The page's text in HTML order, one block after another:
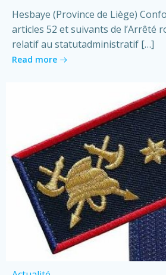
Hesbaye (Province de Liège)
articles 52 et suivants de l’Arrêté
relatif au statutadministratif […]
Read more